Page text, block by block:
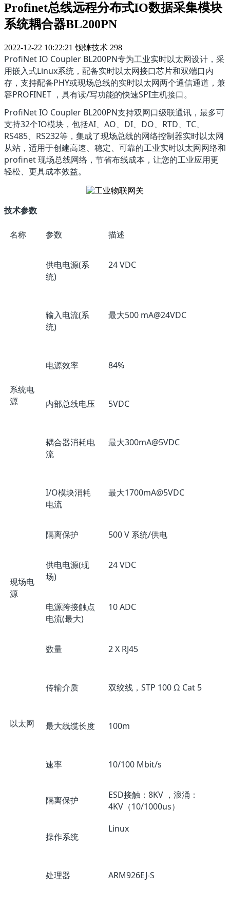
Profinet总线远程分布式IO数据采集模块
系统耦合器BL200PN
2022-12-22 10:22:21 钡铼技术 298
ProfiNet IO Coupler BL200PN专为工业实时以太网设计，采
用嵌入式Linux系统，配备实时以太网接口芯片和双端口内
存，支持配备PHY或现场总线的实时以太网两个通信通道，兼
容PROFINET ，具有读/写功能的快速SPI主机接口。
ProfiNet IO Coupler BL200PN支持双网口级联通讯，最多可
支持32个IO模块，包括AI、AO、DI、DO、RTD、TC、
RS485、RS232等，集成了现场总线的网络控制器实时以太网
从站，适用于创建高速、稳定、可靠的工业实时以太网网络和
profinet 现场总线网络，节省布线成本，让您的工业应用更
轻松、更具成本效益。
技术参数
名称 参数 描述
系统电
源
供电电源(系
统)
24 VDC
输入电流(系
统)
最大500 mA@24VDC
电源效率 84%
内部总线电压 5VDC
耦合器消耗电
流
最大300mA@5VDC
I/O模块消耗
电流
最大1700mA@5VDC
隔离保护 500 V 系统/供电
现场电
源
供电电源(现
场)
24 VDC
电源跨接触点
电流(最大)
10 ADC
以太网
数量 2 X RJ45
传输介质 双绞线，STP 100 Ω Cat 5
最大线缆长度 100m
速率 10/100 Mbit/s
隔离保护
ESD接触：8KV ，浪涌：
4KV（10/1000us）
操作系统
Linux
处理器 ARM926EJ-S